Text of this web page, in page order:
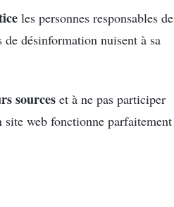
les personnes responsables de
désinformation nuisent à sa
sources et à ne pas participer
site web fonctionne parfaitement